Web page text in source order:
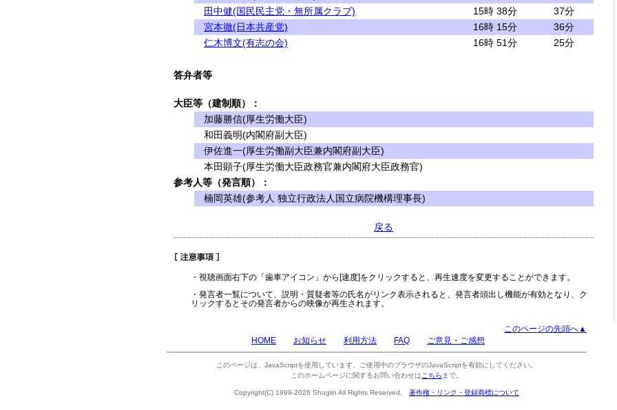
田中健(国民民主党・無所属クラブ)
15時 38分
37分
宮本徹(日本共産党)
16時 15分
36分
仁木博文(有志の会)
16時 51分 25分
答弁者等
大臣等（建制順）：
加藤勝信(厚生労働大臣)
和田義明(内閣府副大臣)
伊佐進一(厚生労働副大臣兼内閣府副大臣)
本田顕子(厚生労働大臣政務官兼内閣府大臣政務官)
参考人等（発言順）：
楠岡英雄(参考人 独立行政法人国立病院機構理事長)
戻る
・視聴画面右下の「歯車アイコン」から[速度]をクリックすると、再生速度を変更することができます。
・発言者一覧について、説明・質疑者等の氏名がリンク表示されると、発言者頭出し機能が有効となり、ク
リックするとその発言者からの映像が再生されます。
このページの先頭へ▲
HOME
お知らせ 利用方法 FAQ ご意見・ご感想
このページは、JavaScriptを使用しています。ご使用中のブラウザのJavaScriptを有効にしてください。
このホームページに関するお問い合わせは こちら まで。
Copyright(C) 1999-2026 Shugiin All Rights Reserved. 著作権・リンク・登録商標について